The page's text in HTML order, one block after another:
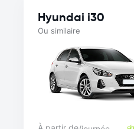
Hyundai i30
Ou similaire